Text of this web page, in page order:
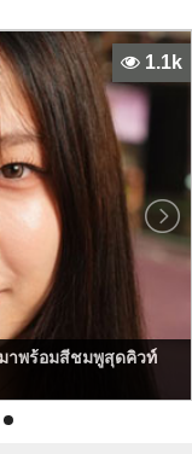
าพร้อมสีชมพูสุดคิวท์
1.1k